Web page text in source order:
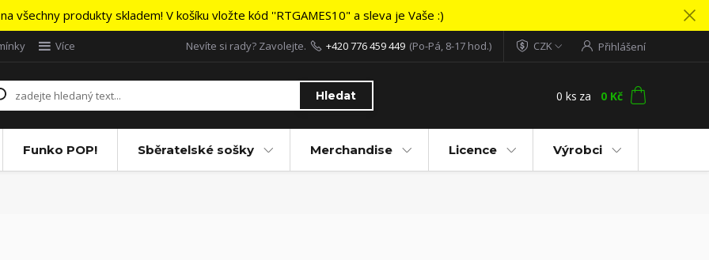
všechny produkty skladem! V košíku vložte kód ''RTGAMES10" a sleva je Vaše :)
Více CZK Přihlášení
Hledat
Nevíte si rady? Zavolejte. +420 776 459 449 (Po-Pá, 8-17 hod.)
0 ks za 0 Kč
Funko POP! Sběratelské sošky Merchandise Licence Výrobci